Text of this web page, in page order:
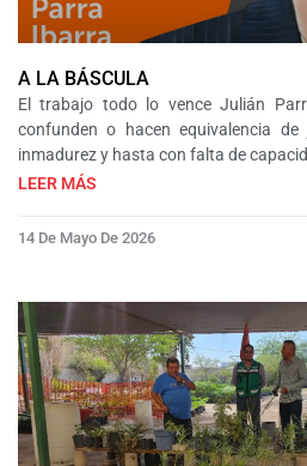
A LA BÁSCULA
El trabajo todo lo vence Julián
confunden o hacen equivalencia de
inmadurez y hasta con falta de
LEER MÁS
14 De Mayo De 2026